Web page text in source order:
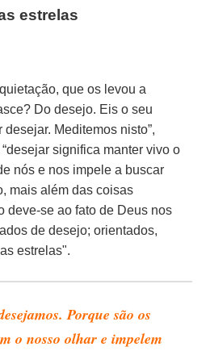
estrelas
que os levou a
Do desejo. Eis o seu
Meditemos nisto”,
significa manter vivo o
nós e nos impele a buscar
mais além das coisas
deve-se ao fato de Deus nos
de desejo; orientados,
estrelas".
Porque são os
o nosso olhar e impelem